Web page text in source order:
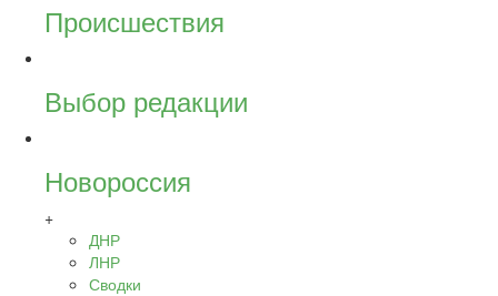
Происшествия
Выбор редакции
Новороссия
+
ДНР
ЛНР
Сводки